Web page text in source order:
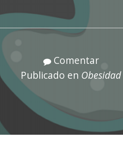
Comentar
Publicado en Obesidad